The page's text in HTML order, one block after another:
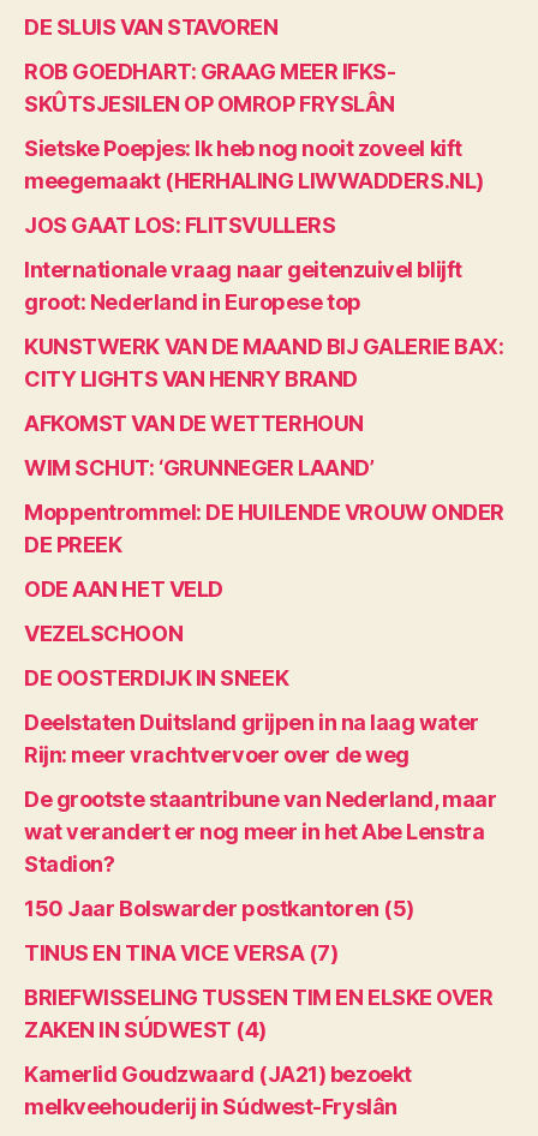
DE SLUIS VAN STAVOREN
ROB GOEDHART: GRAAG MEER IFKS-
SKÛTSJESILEN OP OMROP FRYSLÂN
Sietske Poepjes: Ik heb nog nooit zoveel kift
meegemaakt (HERHALING LIWWADDERS.NL)
JOS GAAT LOS: FLITSVULLERS
Internationale vraag naar geitenzuivel blijft
groot: Nederland in Europese top
KUNSTWERK VAN DE MAAND BIJ GALERIE BAX:
CITY LIGHTS VAN HENRY BRAND
AFKOMST VAN DE WETTERHOUN
WIM SCHUT: ‘GRUNNEGER LAAND’
Moppentrommel: DE HUILENDE VROUW ONDER
DE PREEK
ODE AAN HET VELD
VEZELSCHOON
DE OOSTERDIJK IN SNEEK
Deelstaten Duitsland grijpen in na laag water
Rijn: meer vrachtvervoer over de weg
De grootste staantribune van Nederland, maar
wat verandert er nog meer in het Abe Lenstra
Stadion?
150 Jaar Bolswarder postkantoren (5)
TINUS EN TINA VICE VERSA (7)
BRIEFWISSELING TUSSEN TIM EN ELSKE OVER
ZAKEN IN SÚDWEST (4)
Kamerlid Goudzwaard (JA21) bezoekt
melkveehouderij in Súdwest-Fryslân